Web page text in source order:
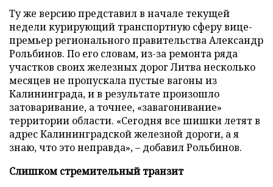
Ту же версию представил в начале текущей
недели курирующий транспортную сферу вице-
премьер регионального правительства Александр
Рольбинов. По его словам, из-за ремонта ряда
участков своих железных дорог Литва несколько
месяцев не пропускала пустые вагоны из
Калининграда, и в результате произошло
затоваривание, а точнее, «завагонивание»
территории области. «Сегодня все шишки летят в
адрес Калининградской железной дороги, а я
знаю, что это неправда», – добавил Рольбинов.
Слишком стремительный транзит